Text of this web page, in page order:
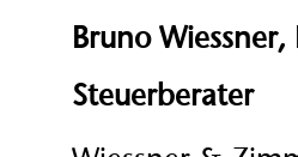
Bruno
Steuerberater